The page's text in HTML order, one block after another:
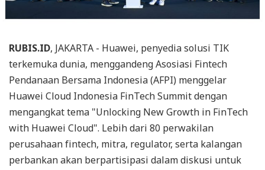
RUBIS.ID, JAKARTA - Huawei, penyedia solusi TIK
terkemuka dunia, menggandeng Asosiasi Fintech
Pendanaan Bersama Indonesia (AFPI) menggelar
Huawei Cloud Indonesia FinTech Summit dengan
mengangkat tema "Unlocking New Growth in FinTech
with Huawei Cloud". Lebih dari 80 perwakilan
perusahaan fintech, mitra, regulator, serta kalangan
perbankan akan berpartisipasi dalam diskusi untuk